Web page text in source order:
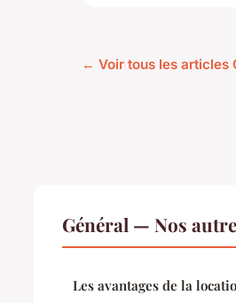
← Voir tous les articles
Général — Nos
Les avantages de la